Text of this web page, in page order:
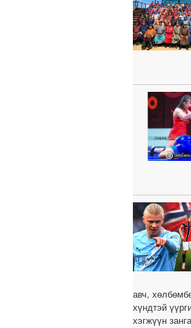
авч,
хүндтэй
хэгжүүн